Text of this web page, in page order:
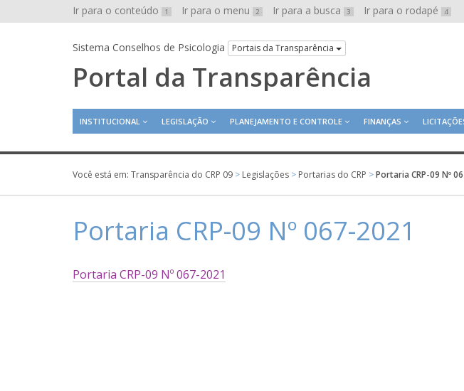
Ir para o conteúdo 1 Ir para o menu 2 Ir para a busca 3 Ir para o rodapé 4
Sistema Conselhos de Psicologia Portais da Transparência
Portal da Transparência
INSTITUCIONAL LEGISLAÇÃO PLANEJAMENTO E CONTROLE FINANÇAS
Você está em: Transparência do CRP 09 > Legislações > Portarias do CRP >Portaria CRP-09 Nº
Portaria CRP-09 Nº 067-2021
Portaria CRP-09 Nº 067-2021